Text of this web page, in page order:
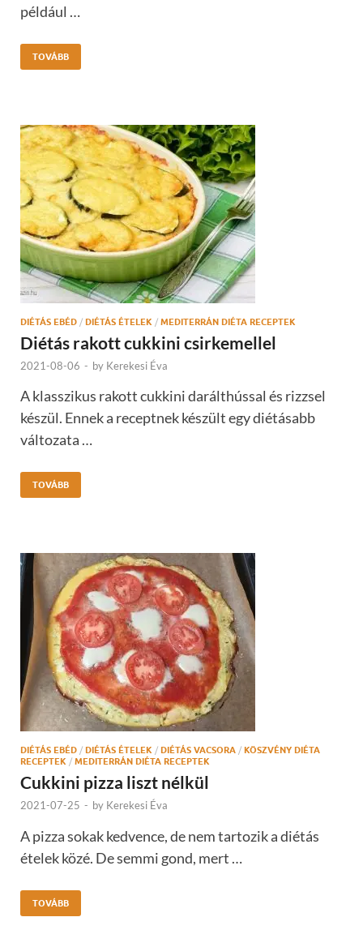
például …
TOVÁBB
DIÉTÁS EBÉD / DIÉTÁS ÉTELEK / MEDITERRÁN DIÉTA RECEPTEK
Diétás rakott cukkini csirkemellel
2021-08-06 - by Kerekesi Éva
A klasszikus rakott cukkini darálthússal és rizzsel
készül. Ennek a receptnek készült egy diétásabb
változata …
TOVÁBB
DIÉTÁS EBÉD / DIÉTÁS ÉTELEK / DIÉTÁS VACSORA / KÖSZVÉNY DIÉTA
RECEPTEK / MEDITERRÁN DIÉTA RECEPTEK
Cukkini pizza liszt nélkül
2021-07-25 - by Kerekesi Éva
A pizza sokak kedvence, de nem tartozik a diétás
ételek közé. De semmi gond, mert …
TOVÁBB